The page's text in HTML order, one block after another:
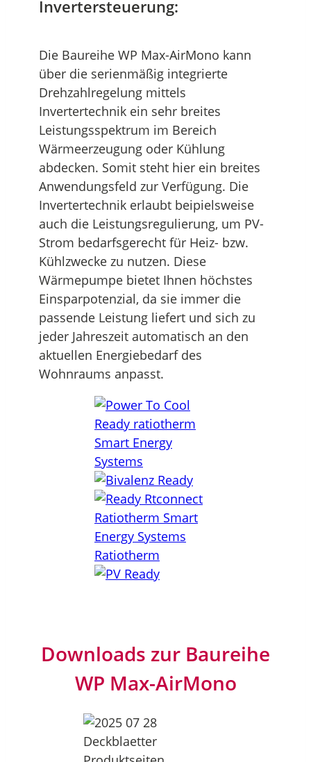
Invertersteuerung:
Die Baureihe WP Max-AirMono kann
über die serienmäßig integrierte
Drehzahlregelung mittels
Invertertechnik ein sehr breites
Leistungsspektrum im Bereich
Wärmeerzeugung oder Kühlung
abdecken. Somit steht hier ein breites
Anwendungsfeld zur Verfügung. Die
Invertertechnik erlaubt beipielsweise
auch die Leistungsregulierung, um PV-
Strom bedarfsgerecht für Heiz- bzw.
Kühlzwecke zu nutzen. Diese
Wärmepumpe bietet Ihnen höchstes
Einsparpotenzial, da sie immer die
passende Leistung liefert und sich zu
jeder Jahreszeit automatisch an den
aktuellen Energiebedarf des
Wohnraums anpasst.
Downloads zur Baureihe
WP Max-AirMono